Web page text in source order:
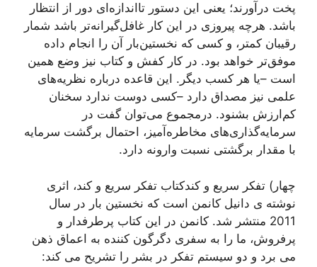
پخت درآورند؛ یعنی این دستور تااندازه‌ای دور از انتظار
باشد. هرچه پیروزی در این کار غافل‌گیرانه‌تر باشد شمار
رقیبان کمتر، و کسی که نخستین‌بار آن را انجام داده
موفق‌تر خواهد بود. در کار کفش و کتاب نیز وضع همین
است –یا هر کسب دیگر. این قاعده درباره نظریه‌های
علمی نیز مصداق دارد –کسی دوست ندارد سخنان
کم‌ارزش بشنود. درمجموع می‌توان گفت در
سرمایه‌گذاری‌های مخاطره‌آمیز، احتمال برگشت سرمایه
با مقدار برگشتی نسبت وارونه دارد.
چهار) تفکر سریع و کندکتاب تفکر سریع و کند، اثری
نوشته ی دانیل کانمن است که نخستین بار در سال
2011 منتشر شد. کانمن در این کتاب پرطرفدار و
پرفروش، ما را به سفری دگرگون کننده به اعماق ذهن
می برد و دو سیستم تفکر در بشر را تشریح می کند: